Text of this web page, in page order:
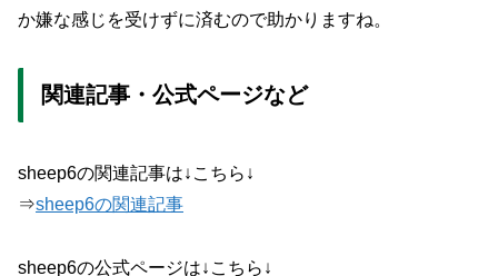
か嫌な感じを受けずに済むので助かりますね。
関連記事・公式ページなど
sheep6の関連記事は↓こちら↓
⇒sheep6の関連記事
sheep6の公式ページは↓こちら↓